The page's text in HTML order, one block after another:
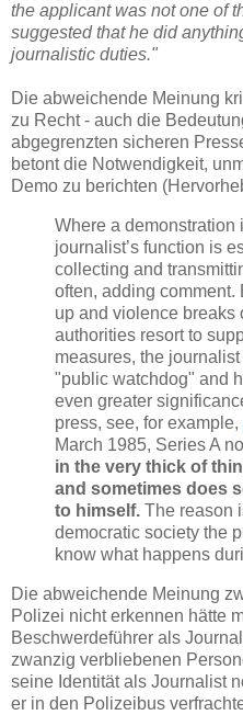
the applicant was not one of
suggested that he did
journalistic duties."
Die abweichende Meinung
zu Recht - auch die
abgegrenzten sicheren
betont die Notwendigkeit,
Demo zu berichten
Where a demonstration
journalist’s function is
collecting and
often, adding
up and violence breaks
authorities resort to
measures, the
"public watchdog" and
even greater
press, see, for example,
March 1985, Series A
in the very thick of
and sometimes does
to himself. The reason
democratic society the
know what happens
Die abweichende Meinung
Polizei nicht erkennen hätte
Beschwerdeführer als
zwanzig verbliebenen
seine Identität als Journalist
er in den Polizeibus